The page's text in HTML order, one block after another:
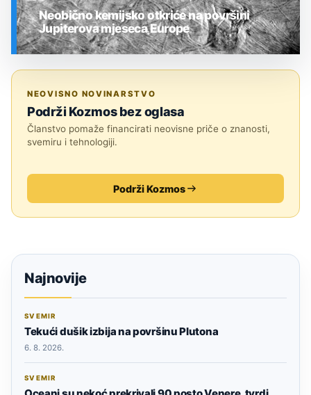
Neobično kemijsko otkriće na površini
Jupiterova mjeseca Europe
NEOVISNO NOVINARSTVO
Podrži Kozmos bez oglasa
Članstvo pomaže financirati neovisne priče o znanosti,
svemiru i tehnologiji.
Podrži Kozmos
Najnovije
SVEMIR
Tekući dušik izbija na površinu Plutona
6. 8. 2026.
SVEMIR